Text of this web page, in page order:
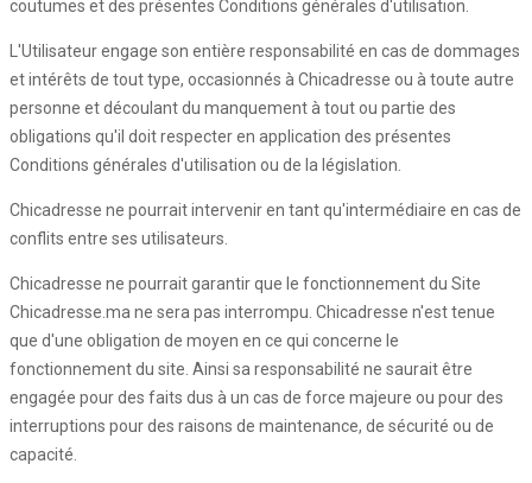
coutumes et des présentes Conditions générales d'utilisation.
L'Utilisateur engage son entière responsabilité en cas de dommages
et intérêts de tout type, occasionnés à Chicadresse ou à toute autre
personne et découlant du manquement à tout ou partie des
obligations qu'il doit respecter en application des présentes
Conditions générales d'utilisation ou de la législation.
Chicadresse ne pourrait intervenir en tant qu'intermédiaire en cas de
conflits entre ses utilisateurs.
Chicadresse ne pourrait garantir que le fonctionnement du Site
Chicadresse.ma ne sera pas interrompu. Chicadresse n'est tenue
que d'une obligation de moyen en ce qui concerne le
fonctionnement du site. Ainsi sa responsabilité ne saurait être
engagée pour des faits dus à un cas de force majeure ou pour des
interruptions pour des raisons de maintenance, de sécurité ou de
capacité.